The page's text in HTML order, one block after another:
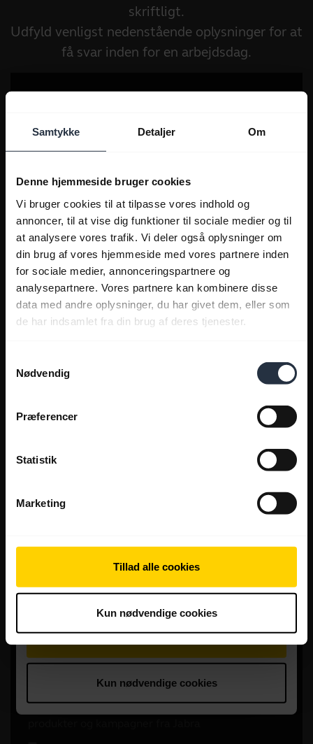
Samtykke Detaljer Om
Denne hjemmeside bruger cookies
Vi bruger cookies til at tilpasse vores indhold og
annoncer, til at vise dig funktioner til sociale medier og til
at analysere vores trafik. Vi deler også oplysninger om
din brug af vores hjemmeside med vores partnere inden
for sociale medier, annonceringspartnere og
analysepartnere. Vores partnere kan kombinere disse
data med andre oplysninger, du har givet dem, eller som
de har indsamlet fra din brug af deres tjenester.
Nødvendig
Præferencer
Statistik
Marketing
Tillad alle cookies
Kun nødvendige cookies
skriftligt.
Udfyld venligst nedenstående oplysninger for at
få svar inden for en arbejdsdag.